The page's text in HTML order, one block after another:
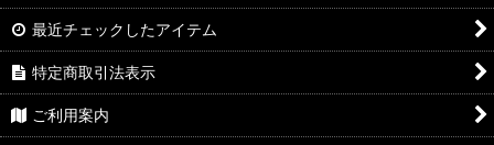
最近チェックしたアイテム
特定商取引法表示
ご利用案内